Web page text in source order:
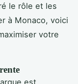
le rôle et les
à Monaco, voici
votre
est